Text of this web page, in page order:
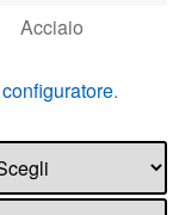
Acciaio
configuratore.